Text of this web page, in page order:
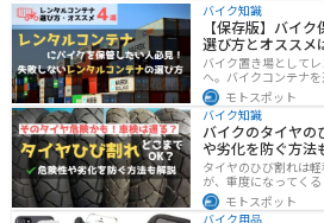
バイク知識
【保存版】バイ
選び方とオススメ
バイク置き場として
へ。バイクコンテナ
オススメのレンタル
読めば自分に最適な
できます。
モトスポット
バイク知識
バイクのタイヤの
や劣化を防ぐ方法
タイヤのひび割れは
が、重度になってく
が必要です。どの程
割れを防ぐ方法など
モトスポット
バイク用品